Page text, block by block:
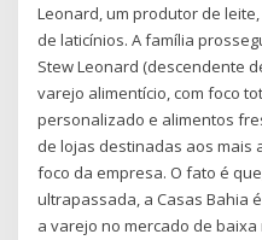
Leonard, um produtor de
de laticínios. A família
Stew Leonard (descendente
varejo alimentício, com foco
personalizado e alimentos
de lojas destinadas aos mais
foco da empresa. O fato é
ultrapassada, a Casas Bahia
a varejo no mercado de